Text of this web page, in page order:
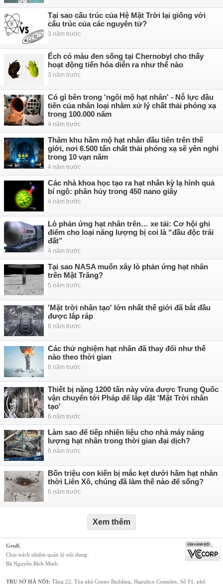
Tại sao cấu trúc của Hệ Mặt Trời lại giống với
cấu trúc của các nguyên tử?
3 năm trước
Ếch có màu đen sống tại Chernobyl cho thấy
hoạt động tiến hóa diễn ra như thế nào
3 năm trước
Có gì bên trong 'ngôi mộ hạt nhân' - Nỗ lực đầu
tiên của nhân loại nhằm xử lý chất thải phóng xạ
trong 100.000 năm
4 năm trước
Thăm khu hầm mộ hạt nhân đầu tiên trên thế
giới, nơi 6.500 tấn chất thải phóng xạ sẽ yên nghỉ
trong 10 vạn năm
4 năm trước
Các nhà khoa học tạo ra hạt nhân kỳ lạ hình quả
bí ngô: phân hủy trong 450 nano giây
4 năm trước
Lò phản ứng hạt nhân trên… xe tải: Cơ hội ghi
điểm cho loại năng lượng bị coi là “đầu độc trái
đất”
4 năm trước
Tại sao NASA muốn xây lò phản ứng hạt nhân
trên Mặt Trăng?
5 năm trước
'Mặt trời nhân tạo' lớn nhất thế giới đã bắt đầu
được lắp ráp
6 năm trước
Các thử nghiệm hạt nhân đã thay đổi như thế
nào theo thời gian
6 năm trước
Thiết bị nặng 1200 tấn này vừa được Trung Quốc
vận chuyển tới Pháp để lắp đặt 'Mặt Trời nhân
tạo'
6 năm trước
Làm sao để tiếp nhiên liệu cho nhà máy năng
lượng hạt nhân trong thời gian đại dịch?
6 năm trước
Bốn triệu con kiến bị mắc kẹt dưới hầm hạt nhân
thời Liên Xô, chúng đã làm thế nào để sống?
6 năm trước
Xem thêm
GenK
Chịu trách nhiệm quản lý nội dung:
Bà Nguyễn Bích Minh
TRỤ SỞ HÀ NỘI: Tầng 22, Tòa nhà Center Building, Hapulico Complex, Số 01, phố